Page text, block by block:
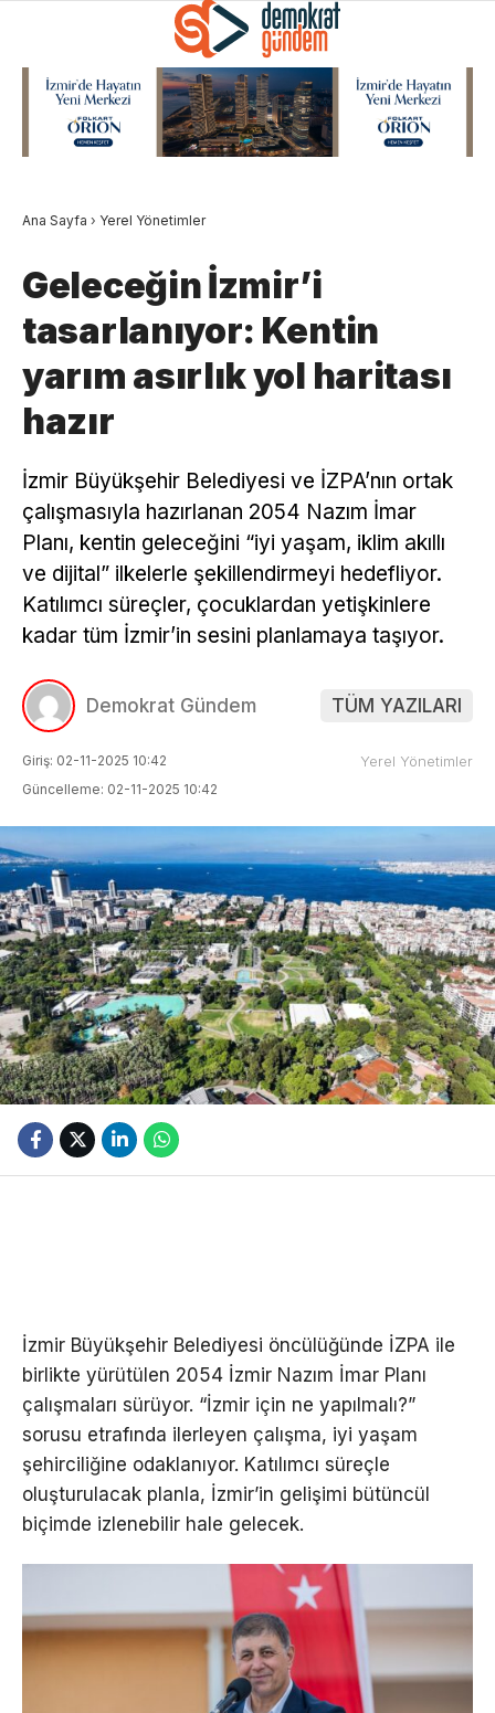
Ana Sayfa › Yerel Yönetimler
Geleceğin İzmir’i
tasarlanıyor: Kentin
yarım asırlık yol haritası
hazır
İzmir Büyükşehir Belediyesi ve İZPA’nın ortak
çalışmasıyla hazırlanan 2054 Nazım İmar
Planı, kentin geleceğini “iyi yaşam, iklim akıllı
ve dijital” ilkelerle şekillendirmeyi hedefliyor.
Katılımcı süreçler, çocuklardan yetişkinlere
kadar tüm İzmir’in sesini planlamaya taşıyor.
Demokrat Gündem TÜM YAZILARI
Giriş: 02-11-2025 10:42
Güncelleme: 02-11-2025 10:42
Yerel Yönetimler
İzmir Büyükşehir Belediyesi öncülüğünde İZPA ile
birlikte yürütülen 2054 İzmir Nazım İmar Planı
çalışmaları sürüyor. “İzmir için ne yapılmalı?”
sorusu etrafında ilerleyen çalışma, iyi yaşam
şehirciliğine odaklanıyor. Katılımcı süreçle
oluşturulacak planla, İzmir’in gelişimi bütüncül
biçimde izlenebilir hale gelecek.